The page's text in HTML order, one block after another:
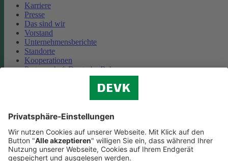
Karriere
Presse
Das sind wir
Vorstand
Unternehmensberichte
Standorte
Kooperationen
Partnerschaft Deutsche Bahn
Cookie-Einstellungen